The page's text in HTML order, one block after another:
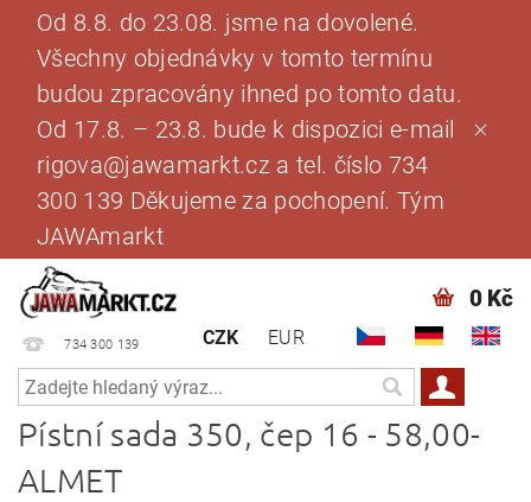
Od 8.8. do 23.08. jsme na dovolené.
Všechny objednávky v tomto termínu
budou zpracovány ihned po tomto datu.
Od 17.8. – 23.8. bude k dispozici e-mail
rigova@jawamarkt.cz a tel. číslo 734
300 139 Děkujeme za pochopení. Tým
JAWAmarkt
734 300 139 CZK EUR
0 Kč
Pístní sada 350, čep 16 - 58,00-
ALMET